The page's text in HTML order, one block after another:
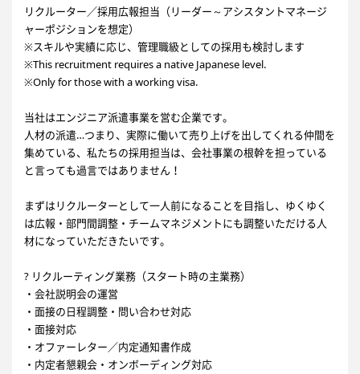
リクルーター／採用広報担当（リーダー～アシスタントマネージ
ャーポジションを想定）
※スキルや実績に応じ、管理職級としての採用も検討します
※This recruitment requires a native Japanese level.
※Only for those with a working visa.
当社はエンジニア派遣事業を営む企業です。
人材の派遣…つまり、実際に働いて売り上げを出してくれる仲間を
集めている、私たちの採用担当は、会社事業の根幹を担っている
と言っても過言ではありません！
まずはリクルーターとして一人前になることを目指し、ゆくゆく
は広報・部門間調整・チームマネジメントにも調整いただける人
材になっていただきたいです。
? リクルーティング業務（スタート時の主業務）
・会社説明会の運営
・面接の日程調整・問い合わせ対応
・面接対応
・オファーレター／内定通知書作成
・内定者懇親会・オンボーディング対応